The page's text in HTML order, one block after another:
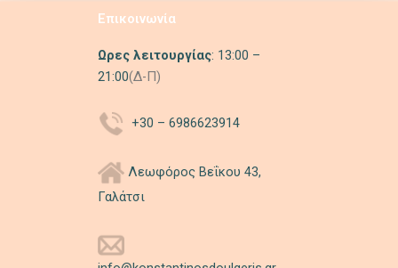
Επικοινωνία
Ωρες λειτουργίας: 13:00 –
21:00(Δ-Π)
+30 – 6986623914
Λεωφόρος Βεΐκου 43,
Γαλάτσι